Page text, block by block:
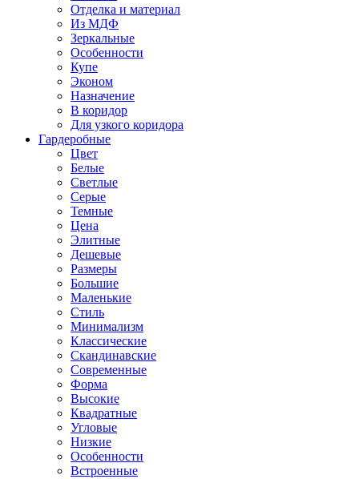
Отделка и материал
Из МДФ
Зеркальные
Особенности
Купе
Эконом
Назначение
В коридор
Для узкого коридора
Гардеробные
Цвет
Белые
Светлые
Серые
Темные
Цена
Элитные
Дешевые
Размеры
Большие
Маленькие
Стиль
Минимализм
Классические
Скандинавские
Современные
Форма
Высокие
Квадратные
Угловые
Низкие
Особенности
Встроенные